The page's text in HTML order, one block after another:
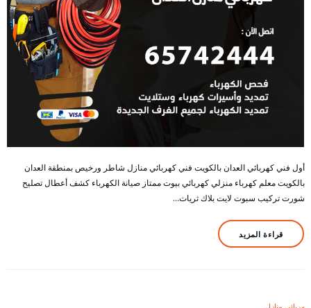
أول فني كهربائي العدان بالكويت فني كهربائي منازل شاطر ورخيص بمنطقة العدان
بالكويت معلم كهرباء منزلي كهربائي بيوت ممتاز صيانة الكهرباء كشف أعطال تصليح
شورت تركيب سبوت لايت بلاك ثريات…
قراءة المزيد